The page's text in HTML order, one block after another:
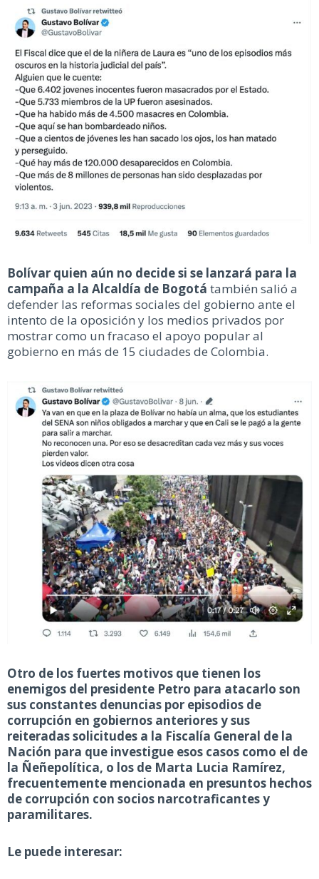
Bolívar quien aún no decide si se lanzará para la
campaña a la Alcaldía de Bogotá también salió a
defender las reformas sociales del gobierno ante el
intento de la oposición y los medios privados por
mostrar como un fracaso el apoyo popular al
gobierno en más de 15 ciudades de Colombia.
Otro de los fuertes motivos que tienen los
enemigos del presidente Petro para atacarlo son
sus constantes denuncias por episodios de
corrupción en gobiernos anteriores y sus
reiteradas solicitudes a la Fiscalía General de la
Nación para que investigue esos casos como el de
la Ñeñepolítica, o los de Marta Lucia Ramírez,
frecuentemente mencionada en presuntos hechos
de corrupción con socios narcotraficantes y
paramilitares.
Le puede interesar: